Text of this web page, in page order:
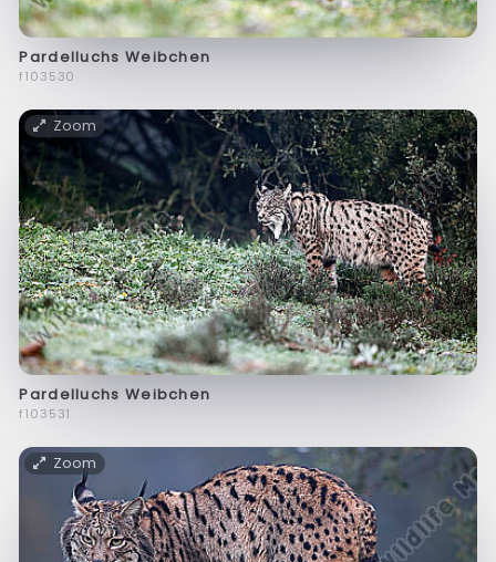
Pardelluchs Weibchen
f103530
Zoom
Pardelluchs Weibchen
f103531
Zoom